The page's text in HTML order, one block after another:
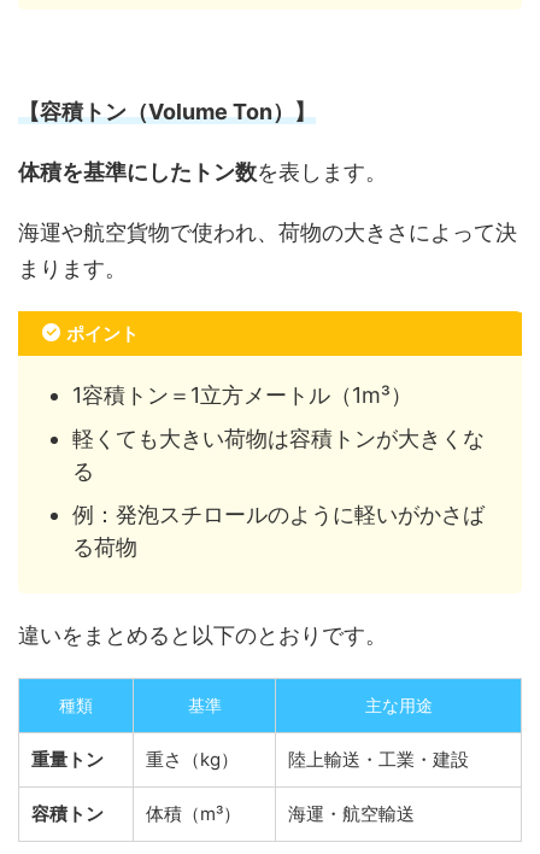
【容積トン（Volume Ton）】
体積を基準にしたトン数を表します。
海運や航空貨物で使われ、荷物の大きさによって決
まります。
ポイント
1容積トン＝1立方メートル（1m³）
軽くても大きい荷物は容積トンが大きくな
る
例：発泡スチロールのように軽いがかさば
る荷物
違いをまとめると以下のとおりです。
種類 基準 主な用途
重量トン 重さ（kg） 陸上輸送・工業・建設
容積トン 体積（m³） 海運・航空輸送